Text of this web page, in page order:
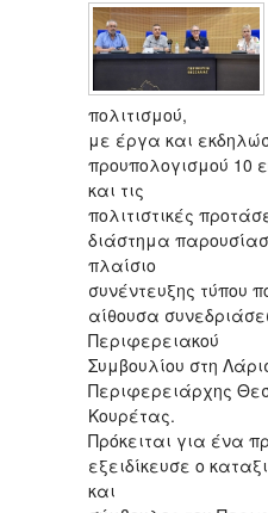
πολιτισμού,
με έργα και
προυπολογισμού 10
και τις
πολιτιστικές
διάστημα
πλαίσιο
συνέντευξης τύπου
αίθουσα
Περιφερειακού
Συμβουλίου στη
Περιφερειάρχης
Κουρέτας.
Πρόκειται για ένα
εξειδίκευσε ο
και